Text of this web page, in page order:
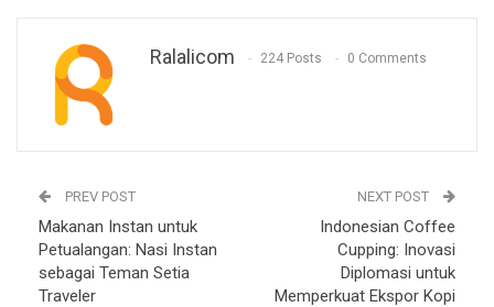
Ralalicom 224 Posts 0 Comments
PREV POST
Makanan Instan untuk
Petualangan: Nasi Instan
sebagai Teman Setia
Traveler
NEXT POST
Indonesian Coffee
Cupping: Inovasi
Diplomasi untuk
Memperkuat Ekspor Kopi